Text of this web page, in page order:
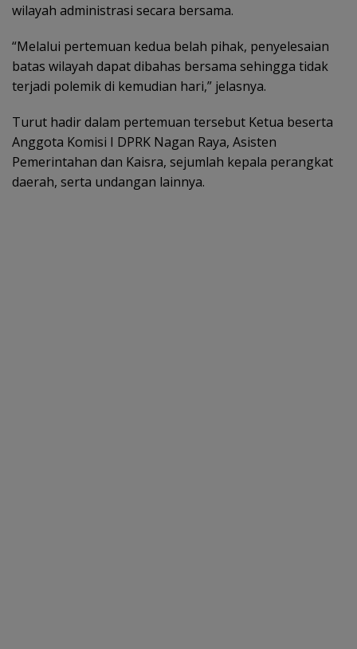
wilayah administrasi secara bersama.
“Melalui pertemuan kedua belah pihak, penyelesaian
batas wilayah dapat dibahas bersama sehingga tidak
terjadi polemik di kemudian hari,” jelasnya.
Turut hadir dalam pertemuan tersebut Ketua beserta
Anggota Komisi I DPRK Nagan Raya, Asisten
Pemerintahan dan Kaisra, sejumlah kepala perangkat
daerah, serta undangan lainnya.